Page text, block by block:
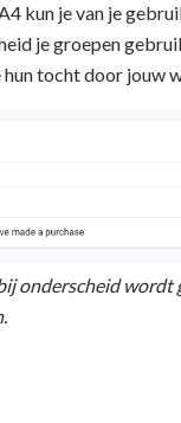
kun je van je
je groepen
tocht door jouw
onderscheid